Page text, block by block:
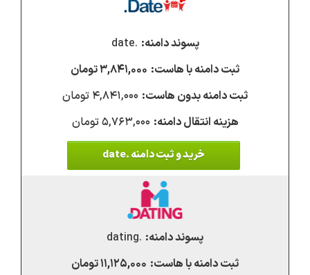
.date
۳,۸۴۱,۰۰۰ تومان
۴,۸۴۱,۰۰۰ تومان
۵,۷۶۳,۰۰۰ تومان
خرید و ثبت دامنه .date
.dating
۱۱,۱۲۵,۰۰۰ تومان